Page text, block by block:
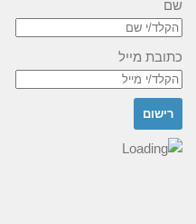
שם
כתובת מייל